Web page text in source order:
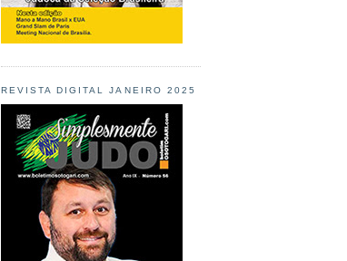
REVISTA DIGITAL JANEIRO 2025